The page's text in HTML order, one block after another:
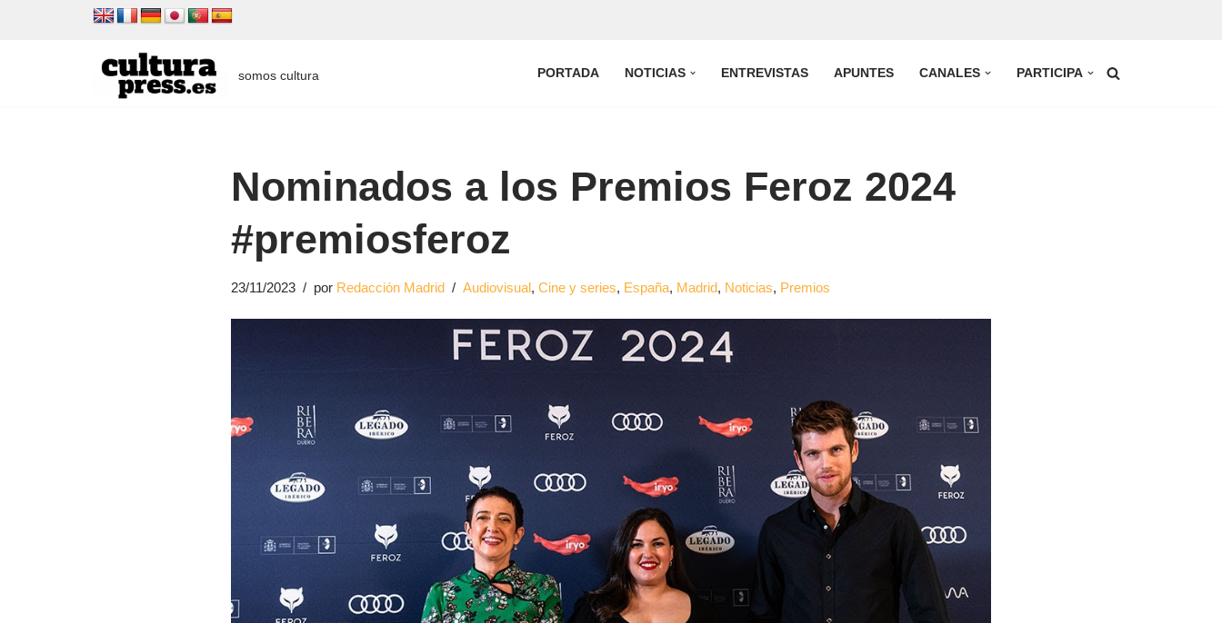
somos cultura PORTADA NOTICIAS ENTREVISTAS APUNTES CANALES PARTICIPA
Nominados a los Premios Feroz 2024
#premiosferoz
23/11/2023 por Redacción Madrid Audiovisual,Cine y series, España, Madrid, Noticias, Premios